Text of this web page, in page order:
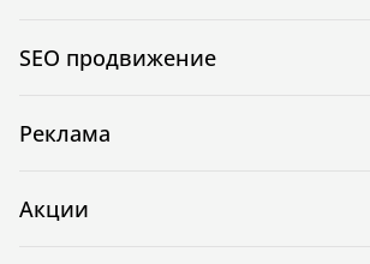
SEO продвижение
Реклама
Акции